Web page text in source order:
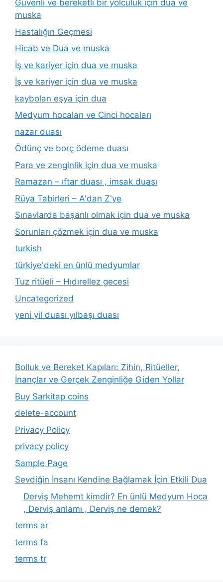
Güvenli ve bereketli bir yolculuk için dua ve
muska
Hastalığın Geçmesi
Hicab ve Dua ve muska
İş ve kariyer için dua ve muska
İş ve kariyer için dua ve muska
kaybolan eşya için dua
Medyum hocaları ve Cinci hocaları
nazar duası
Ödünç ve borç ödeme duası
Para ve zenginlik için dua ve muska
Ramazan – ıftar duası , imsak duası
Rüya Tabirleri – A'dan Z'ye
Sınavlarda başarılı olmak için dua ve muska
Sorunları çözmek için dua ve muska
turkish
türkiye'deki en ünlü medyumlar
Tuz ritüeli – Hıdırellez gecesi
Uncategorized
yeni yil duası yılbaşı duası
Bolluk ve Bereket Kapıları: Zihin, Ritüeller,
İnançlar ve Gerçek Zenginliğe Giden Yollar
Buy Sarkitap coins
delete-account
Privacy Policy
privacy policy
Sample Page
Sevdiğin İnsanı Kendine Bağlamak İçin Etkili Dua
Derviş Mehemt kimdir? En ünlü Medyum Hoca
, Derviş anlamı , Derviş ne demek?
terms ar
terms fa
terms tr